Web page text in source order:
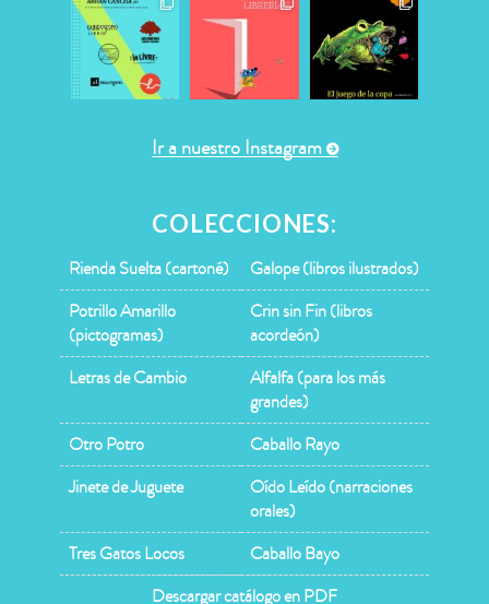
Ir a nuestro Instagram
COLECCIONES:
Rienda Suelta (cartoné)
Galope (libros ilustrados)
Potrillo Amarillo
(pictogramas)
Crin sin Fin (libros
acordeón)
Letras de Cambio
Alfalfa (para los más
grandes)
Otro Potro
Caballo Rayo
Jinete de Juguete
Oído Leído (narraciones
orales)
Tres Gatos Locos
Caballo Bayo
Descargar catálogo en PDF